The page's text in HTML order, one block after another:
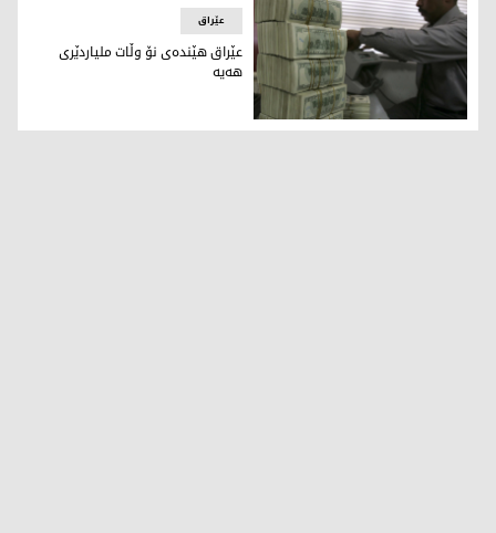
عێراق هێندەی نۆ وڵات ملیاردێری هەیە
عێراق
عێراق هێندەی نۆ وڵات ملیاردێری
هەیە